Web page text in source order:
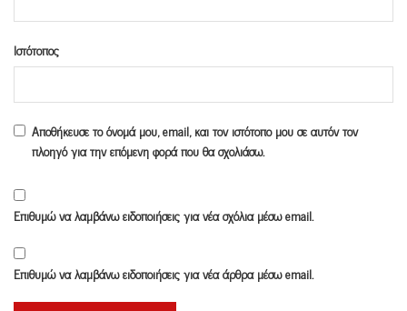
Ιστότοπος
Αποθήκευσε το όνομά μου, email, και τον ιστότοπο μου σε αυτόν τον
πλοηγό για την επόμενη φορά που θα σχολιάσω.
Επιθυμώ να λαμβάνω ειδοποιήσεις για νέα σχόλια μέσω email.
Επιθυμώ να λαμβάνω ειδοποιήσεις για νέα άρθρα μέσω email.